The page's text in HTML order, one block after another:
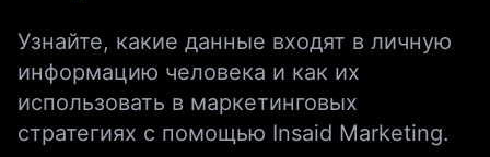
Узнайте, какие данные входят в личную
информацию человека и как их
использовать в маркетинговых
стратегиях с помощью Insaid Marketing.